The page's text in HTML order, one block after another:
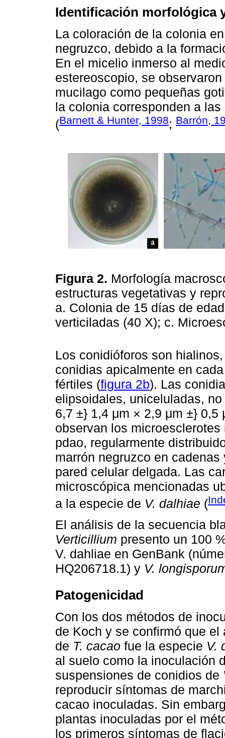
Identificación morfológica
La coloración de la colonia
negruzco, debido a la
En el micelio inmerso al
estereoscopio, se
mucilago como pequeñas
la colonia corresponden a
(Barnett & Hunter, 1998; Barrón,
Figura 2. Morfología
estructuras vegetativas y
a. Colonia de 15 días de
verticiladas (40 X); c.
Los conidióforos son
conidias apicalmente en
fértiles (figura 2b). Las
elipsoidales, uniceluladas,
6,7 ±} 1,4 μm × 2,9 μm ±}
observan los
pdao, regularmente
marrón negruzco en
pared celular delgada. Las
microscópica mencionadas
a la especie de V. dalhiae (
El análisis de la secuencia
Verticillium presento un 100
V. dahliae en GenBank
HQ206718.1) y V.
Patogenicidad
Con los dos métodos de
de Koch y se confirmó que
de T. cacao fue la especie V.
al suelo como la inoculación
suspensiones de conidios de
reproducir síntomas de
cacao inoculadas. Sin
plantas inoculadas por el
los primeros síntomas de